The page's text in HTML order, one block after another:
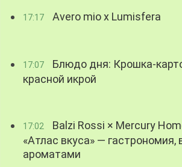
17:17 Avero mio x Lumisfera
17:07
Блюдо дня: Крошка-
красной икрой
17:02
Balzi Rossi × Mercury
«Атлас вкуса» — гастрономия,
ароматами